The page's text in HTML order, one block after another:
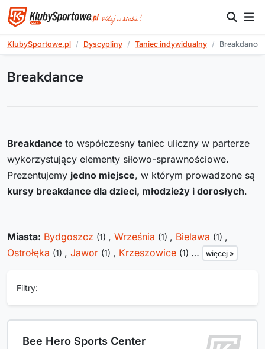
KlubySportowe.pl Dyscypliny Taniec indywidualny Breakdance
Breakdance
Breakdance to współczesny taniec uliczny w parterze
wykorzystujący elementy siłowo-sprawnościowe.
Prezentujemy jedno miejsce, w którym prowadzone są
kursy breakdance dla dzieci, młodzieży i dorosłych.
Miasta: Bydgoszcz (1) , Września (1) , Bielawa (1) ,
Ostrołęka (1) , Jawor (1) , Krzeszowice (1) … więcej »
Filtry:
Bee Hero Sports Center